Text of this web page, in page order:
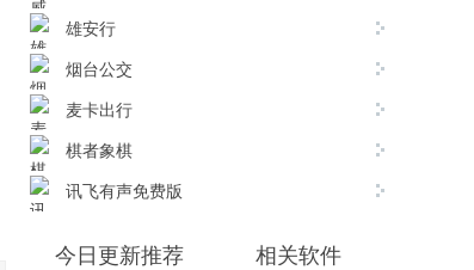
雄安行
烟台公交
麦卡出行
棋者象棋
讯飞有声免费版
今日更新推荐 相关软件